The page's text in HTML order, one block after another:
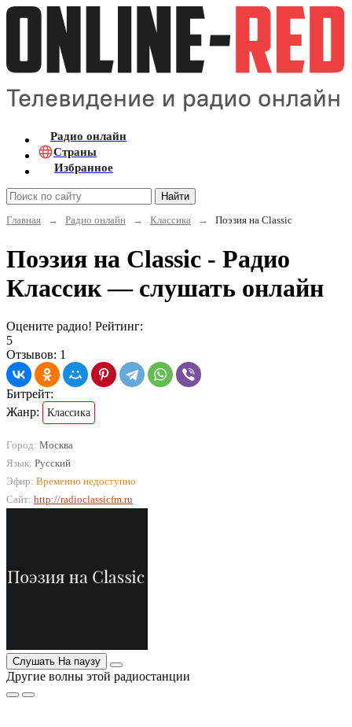
Радио онлайн
Страны
Избранное
Найти
Главная
→ Радио онлайн → Классика → Поэзия на Classic
Поэзия на Classic - Радио
Классик — слушать онлайн
Оцените радио! Рейтинг:
5
Отзывов: 1
Битрейт:
Жанр:
Классика
Город: Москва
Язык: Русский
Эфир: Временно недоступно
Сайт: http://radioclassicfm.ru
Слушать На паузу
Другие волны этой радиостанции